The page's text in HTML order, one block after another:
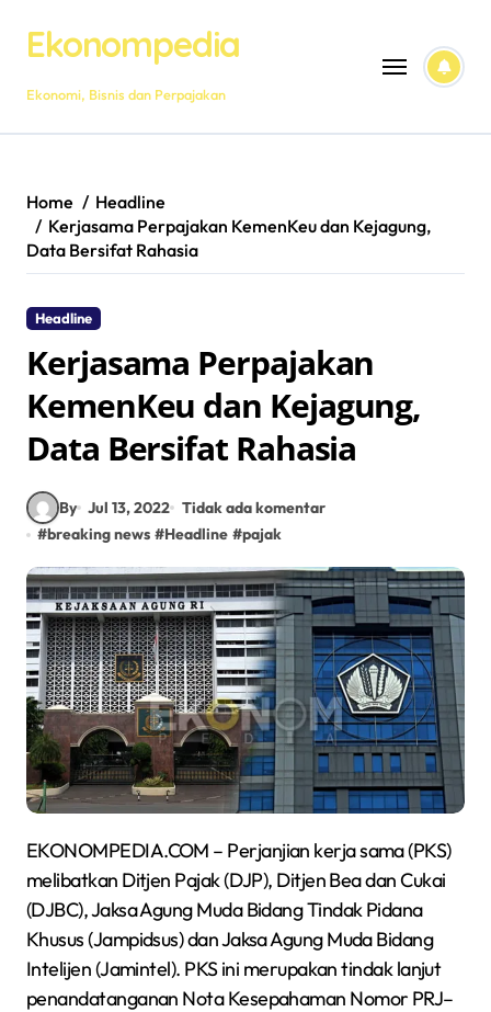
contentEkonompedia
Ekonomi, Bisnis dan Perpajakan
Home
Headline
Kerjasama Perpajakan KemenKeu dan Kejagung,
Data Bersifat Rahasia
Headline
Kerjasama Perpajakan
KemenKeu dan Kejagung,
Data Bersifat Rahasia
By Jul 13, 2022 Tidak ada komentar
#breaking news #Headline #pajak
EKONOMPEDIA.COM – Perjanjian kerja sama (PKS)
melibatkan Ditjen Pajak (DJP), Ditjen Bea dan Cukai
(DJBC), Jaksa Agung Muda Bidang Tindak Pidana
Khusus (Jampidsus) dan Jaksa Agung Muda Bidang
Intelijen (Jamintel). PKS ini merupakan tindak lanjut
penandatanganan Nota Kesepahaman Nomor PRJ–